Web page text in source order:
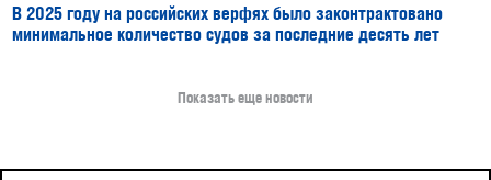
В 2025 году на российских верфях было законтрактовано
минимальное количество судов за последние десять лет
Показать еще новости